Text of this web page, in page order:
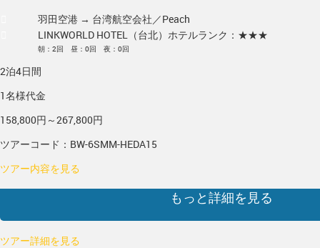
羽田空港 → 台湾航空会社／Peach
LINKWORLD HOTEL（台北） ホテルランク：★★★
朝：2回 昼：0回 夜：0回
2泊4日間
1名様代金
158,800円～267,800円
ツアーコード：BW-6SMM-HEDA15
ツアー内容を見る
もっと詳細を見る
ツアー詳細を見る